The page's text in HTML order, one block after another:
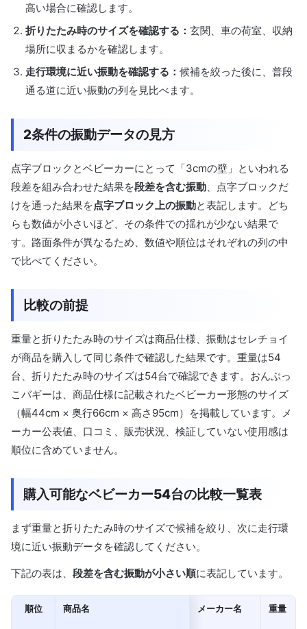
高い場合に確認します。
折りたたみ時のサイズを確認する： 玄関、車の荷室、収納
場所に収まるかを確認します。
走行環境に近い振動を確認する： 候補を絞った後に、普段
通る道に近い振動の列を見比べます。
2条件の振動データの見方
点字ブロックとベビーカーにとって「3cmの壁」といわれる
段差を組み合わせた結果を段差を含む振動、点字ブロックだ
けを通った結果を点字ブロック上の振動と表記します。どち
らも数値が小さいほど、その条件での揺れが少ない結果で
す。路面条件が異なるため、数値や順位はそれぞれの列の中
で比べてください。
比較の前提
重量と折りたたみ時のサイズは商品仕様、振動はセレチョイ
が商品を購入して同じ条件で確認した結果です。重量は54
台、折りたたみ時のサイズは54台で確認できます。おんぶっ
こバギーは、商品仕様に記載されたベビーカー形態のサイズ
（幅44cm × 奥行66cm × 高さ95cm）を掲載しています。メ
ーカー公表値、口コミ、販売状況、検証していない使用感は
順位に含めていません。
購入可能なベビーカー54台の比較一覧表
まず重量と折りたたみ時のサイズで候補を絞り、次に走行環
境に近い振動データを確認してください。
下記の表は、 段差を含む振動が小さい順に表記しています。
順位 商品名 メーカー名 重量